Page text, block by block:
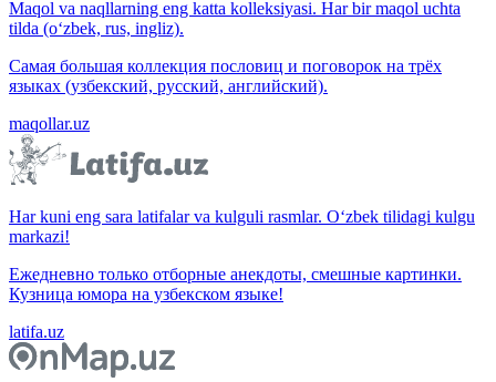
Maqol va naqllarning eng katta kolleksiyasi. Har bir maqol uchta
tilda (o‘zbek, rus, ingliz).
Самая большая коллекция пословиц и поговорок на трёх
языках (узбекский, русский, английский).
maqollar.uz
Har kuni eng sara latifalar va kulguli rasmlar. O‘zbek tilidagi kulgu
markazi!
Ежедневно только отборные анекдоты, смешные картинки.
Кузница юмора на узбекском языке!
latifa.uz